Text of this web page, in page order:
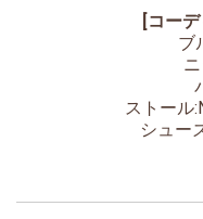
[コー
ブ
ストール
シュー